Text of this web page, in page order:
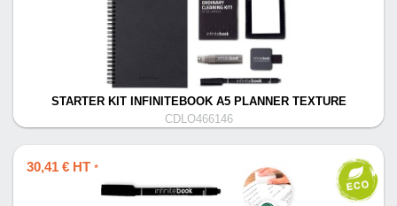
STARTER KIT INFINITEBOOK A5 PLANNER TEXTURE
CDLO466146
30,41 € HT *